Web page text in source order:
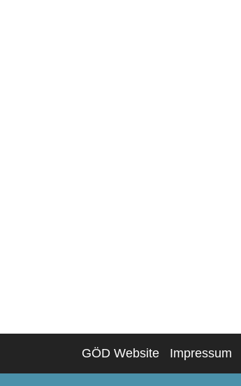
GÖD Website Impressum